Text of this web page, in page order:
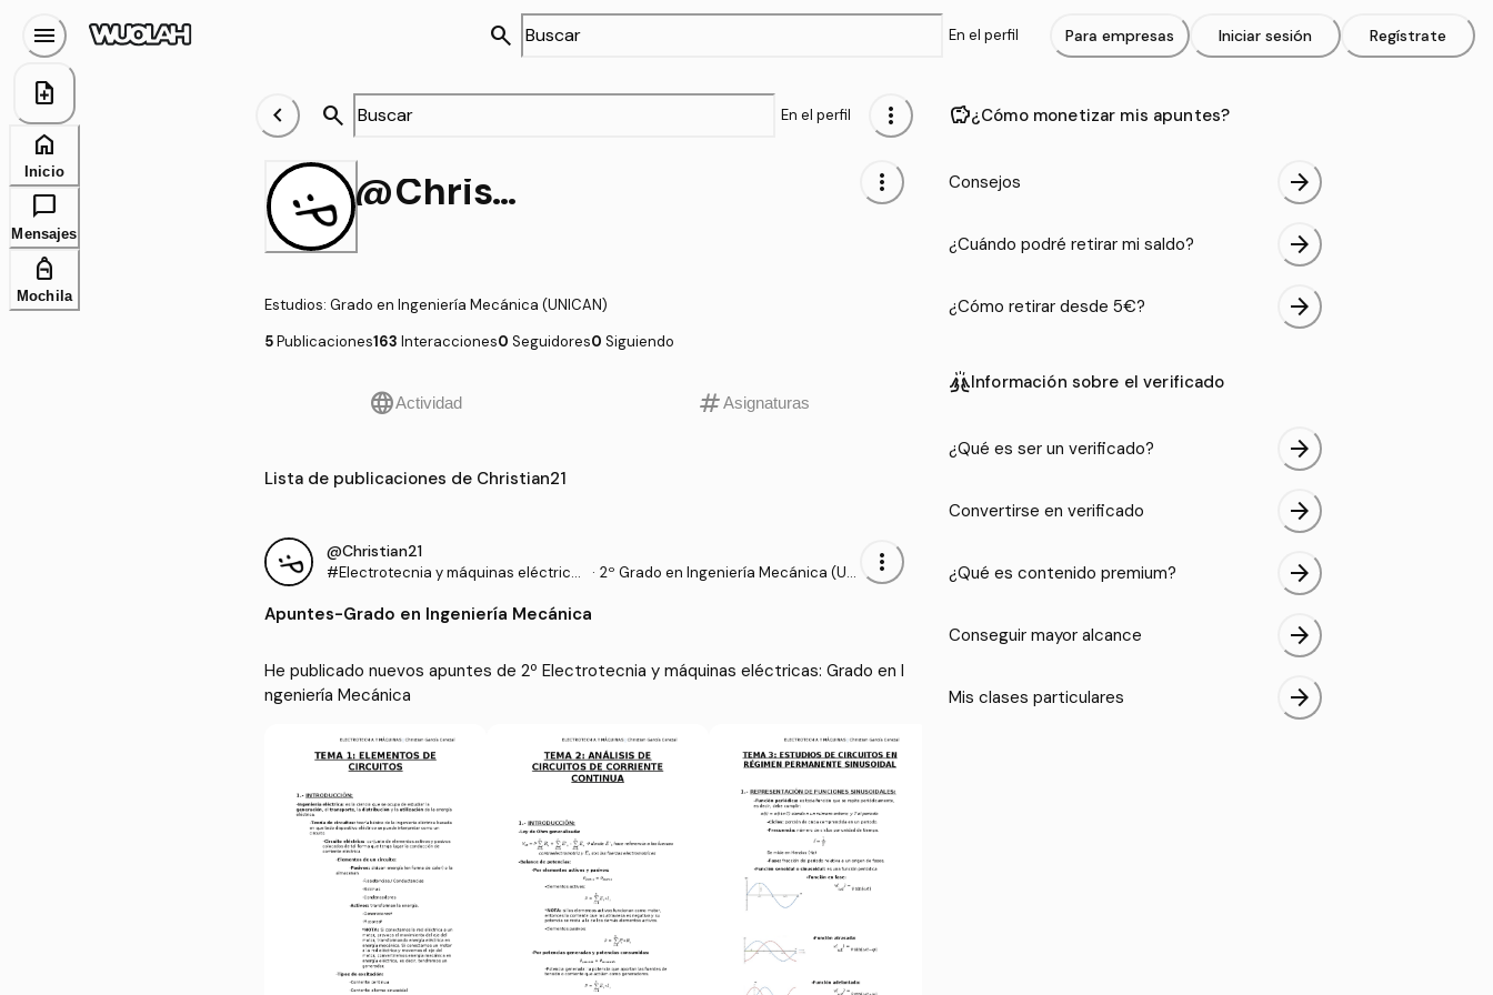
chevron_left search En el perfil more_vert
@Christian21 more_vert
Estudios: Grado en Ingeniería Mecánica (UNICAN)
5Publicaciones163 Interacciones0 Seguidores0 Siguiendo
languageActividad tagAsignaturas
Lista de publicaciones de Christian21
@Christian21
#Electrotecnia y máquinas eléctrica
· 2º Grado en Ingeniería Mecánica (UNI
more_vert
Apuntes-Grado en Ingeniería Mecánica
He publicado nuevos apuntes de 2º Electrotecnia y máquinas eléctricas: Grado en I
ngeniería Mecánica
savings¿Cómo monetizar mis apuntes?
Consejos arrow_forward
¿Cuándo podré retirar mi saldo? arrow_forward
¿Cómo retirar desde 5€? arrow_forward
cheerInformación sobre el verificado
¿Qué es ser un verificado? arrow_forward
Convertirse en verificado arrow_forward
¿Qué es contenido premium? arrow_forward
Conseguir mayor alcance arrow_forward
Mis clases particulares arrow_forward
search En el perfil Para empresas Iniciar sesión Regístrate
menu
note_add
home
Inicio
chat_bubble
Mensajes
personal_bag
Mochila